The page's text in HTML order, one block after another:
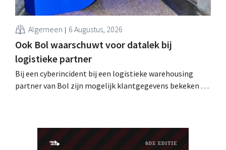
Algemeen 6 Augustus, 2026
Ook Bol waarschuwt voor datalek bij
logistieke partner
Bij een cyberincident bij een logistieke warehousing
partner van Bol zijn mogelijk klantgegevens bekeken of